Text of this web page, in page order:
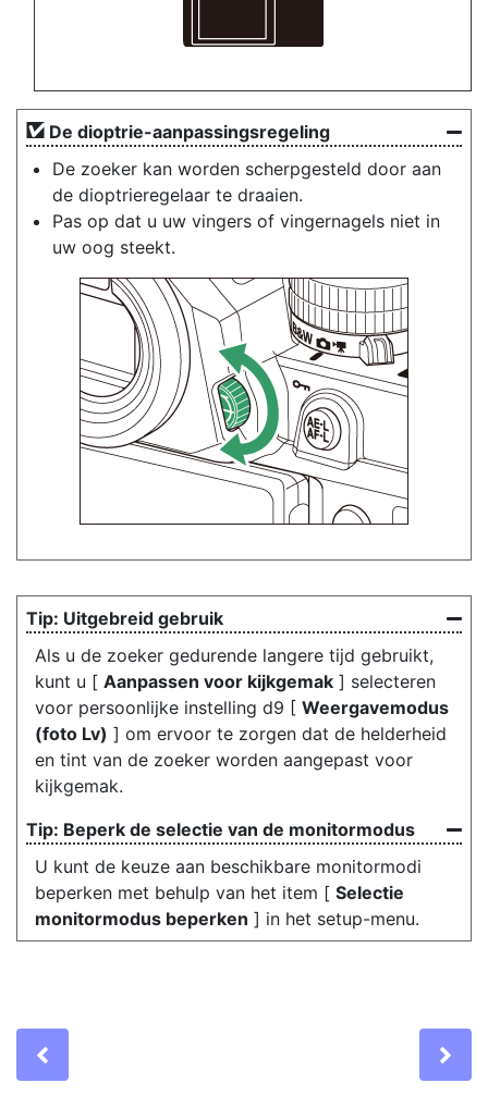
De dioptrie-aanpassingsregeling
De zoeker kan worden scherpgesteld door aan
de dioptrieregelaar te draaien.
Pas op dat u uw vingers of vingernagels niet in
uw oog steekt.
Uitgebreid gebruik
Als u de zoeker gedurende langere tijd gebruikt,
kunt u [ Aanpassen voor kijkgemak ] selecteren
voor persoonlijke instelling d9 [ Weergavemodus
(foto Lv) ] om ervoor te zorgen dat de helderheid
en tint van de zoeker worden aangepast voor
kijkgemak.
Beperk de selectie van de monitormodus
U kunt de keuze aan beschikbare monitormodi
beperken met behulp van het item [ Selectie
monitormodus beperken ] in het setup-menu.